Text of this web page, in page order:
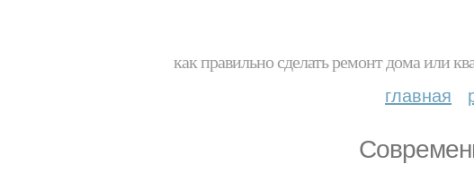
как правильно сделать ремонт дома или
главная